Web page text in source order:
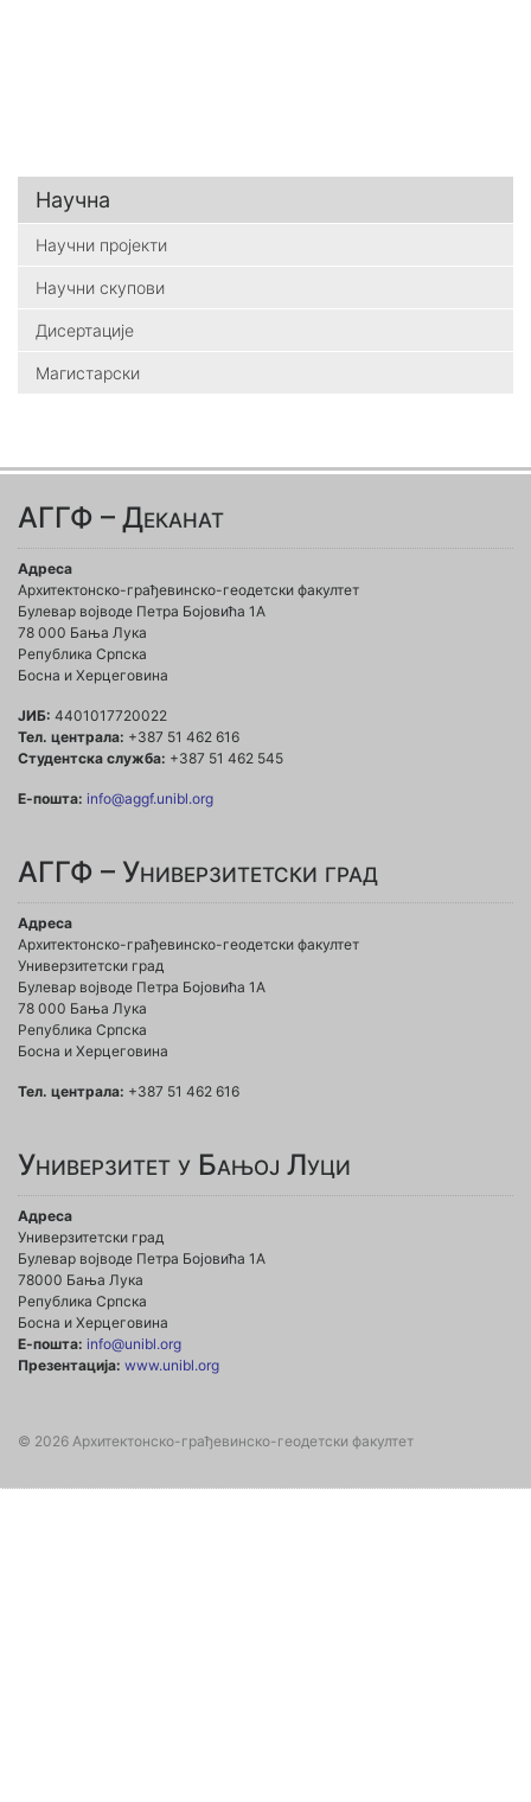
Научна
Научни пројекти
Научни скупови
Дисертације
Магистарски
АГГФ – Деканат
Адреса
Архитектонско-грађевинско-геодетски факултет
Булевар војводе Петра Бојовића 1A
78 000 Бања Лука
Република Српска
Босна и Херцеговина
ЈИБ: 4401017720022
Тел. централа: +387 51 462 616
Студентска служба: +387 51 462 545
Е-пошта: info@aggf.unibl.org
АГГФ – Универзитетски град
Адреса
Архитектонско-грађевинско-геодетски факултет
Универзитетски град
Булевар војводе Петра Бојовића 1A
78 000 Бања Лука
Република Српска
Босна и Херцеговина
Тел. централа: +387 51 462 616
Универзитет у Бањој Луци
Адреса
Универзитетски град
Булевар војводе Петра Бојовића 1А
78000 Бања Лука
Република Српска
Босна и Херцеговина
Е-пошта: info@unibl.org
Презентација: www.unibl.org
© 2026 Архитектонско-грађевинско-геодетски факултет